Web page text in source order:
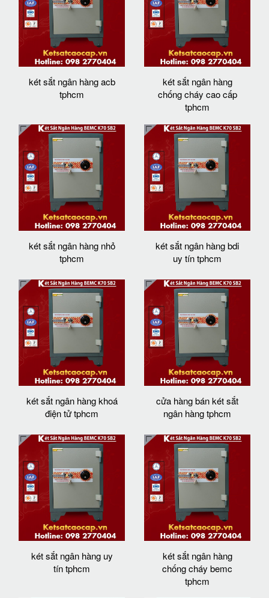
két sắt ngân hàng acb
tphcm
két sắt ngân hàng
chống cháy cao cấp
tphcm
két sắt ngân hàng nhỏ
tphcm
két sắt ngân hàng bdi
uy tín tphcm
két sắt ngân hàng khoá
điện tử tphcm
cửa hàng bán két sắt
ngân hàng tphcm
két sắt ngân hàng uy
tín tphcm
két sắt ngân hàng
chống cháy bemc
tphcm